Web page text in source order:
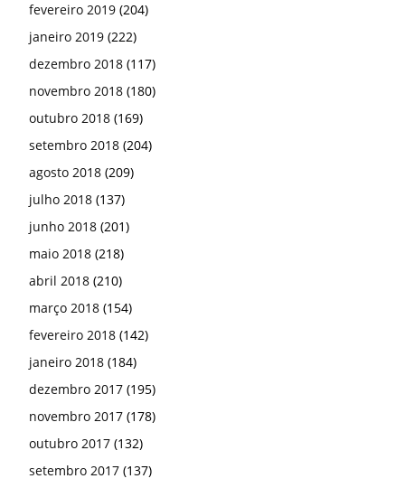
fevereiro 2019 (204)
janeiro 2019 (222)
dezembro 2018 (117)
novembro 2018 (180)
outubro 2018 (169)
setembro 2018 (204)
agosto 2018 (209)
julho 2018 (137)
junho 2018 (201)
maio 2018 (218)
abril 2018 (210)
março 2018 (154)
fevereiro 2018 (142)
janeiro 2018 (184)
dezembro 2017 (195)
novembro 2017 (178)
outubro 2017 (132)
setembro 2017 (137)